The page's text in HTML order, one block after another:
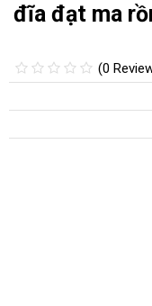
đĩa đạt ma
(0